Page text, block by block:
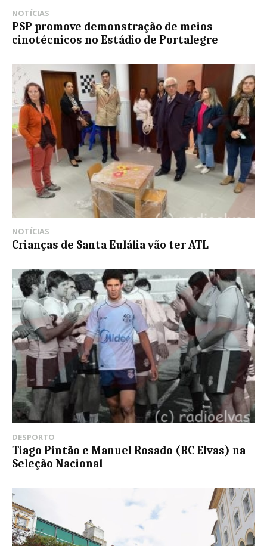
NOTÍCIAS
PSP promove demonstração de meios
cinotécnicos no Estádio de Portalegre
NOTÍCIAS
Crianças de Santa Eulália vão ter ATL
DESPORTO
Tiago Pintão e Manuel Rosado (RC Elvas) na
Seleção Nacional